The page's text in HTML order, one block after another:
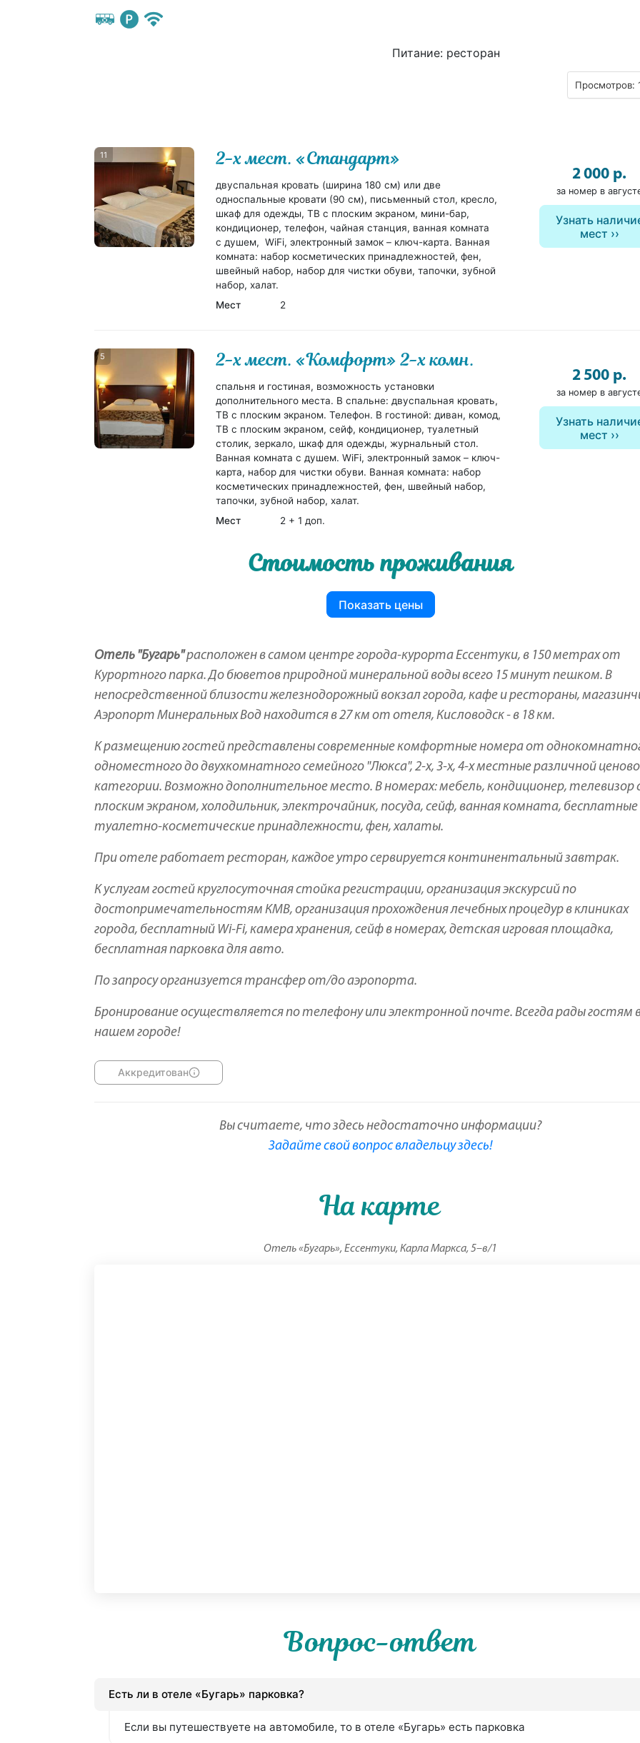
Питание: ресторан
Просмотров:
11 2-х мест. «Стандарт»
двуспальная кровать (ширина 180 см) или две
односпальные кровати (90 см), письменный стол, кресло,
шкаф для одежды, ТВ с плоским экраном, мини-бар,
кондиционер, телефон, чайная станция, ванная комната
с душем, WiFi, электронный замок – ключ-карта. Ванная
комната: набор косметических принадлежностей, фен,
швейный набор, набор для чистки обуви, тапочки, зубной
набор, халат.
Мест
2
2 000 р.
за номер в
Узнать
мест
5 2-х мест. «Комфорт» 2-х комн.
спальня и гостиная, возможность установки
дополнительного места. В спальне: двуспальная кровать,
ТВ с плоским экраном. Телефон. В гостиной: диван, комод,
ТВ с плоским экраном, сейф, кондиционер, туалетный
столик, зеркало, шкаф для одежды, журнальный стол.
Ванная комната с душем. WiFi, электронный замок – ключ-
карта, набор для чистки обуви. Ванная комната: набор
косметических принадлежностей, фен, швейный набор,
тапочки, зубной набор, халат.
Мест
2 + 1 доп.
2 500 р.
за номер в
Узнать
мест
Стоимость проживания
Показать цены
Отель "Бугарь"расположен в самом центре города-курорта Ессентуки, в 150 метрах от
Курортного парка. До бюветов природной минеральной воды всего 15 минут пешком. В
непосредственной близости железнодорожный вокзал города, кафе и рестораны,
Аэропорт Минеральных Вод находится в 27 км от отеля, Кисловодск - в 18 км.
К размещению гостей представлены современные комфортные номера от
одноместного до двухкомнатного семейного "Люкса", 2-х, 3-х, 4-х местные различной
категории. Возможно дополнительное место. В номерах: мебель, кондиционер, телевизор
плоским экраном, холодильник, электрочайник, посуда, сейф, ванная комната, бесплатные
туалетно-косметические принадлежности, фен, халаты.
При отеле работает ресторан, каждое утро сервируется континентальный завтрак.
К услугам гостей круглосуточная стойка регистрации, организация экскурсий по
достопримечательностям КМВ, организация прохождения лечебных процедур в клиниках
города, бесплатный Wi-Fi, камера хранения, сейф в номерах, детская игровая площадка,
бесплатная парковка для авто.
По запросу организуется трансфер от/до аэропорта.
Бронирование осуществляется по телефону или электронной почте. Всегда рады гостям
нашем городе!
Аккредитован
Вы считаете, что здесь недостаточно информации?
Задайте свой вопрос владельцу здесь!
На карте
Отель «Бугарь», Ессентуки, Карла Маркса, 5–в/1
Вопрос-ответ
Есть ли в отеле «Бугарь» парковка?
Если вы путешествуете на автомобиле, то в отеле «Бугарь» есть парковка